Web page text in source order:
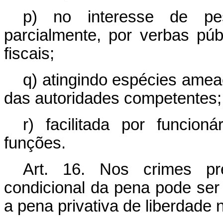
p) no interesse de
parcialmente, por verbas
fiscais;
q) atingindo espécies
das autoridades competentes;
r) facilitada por
funções.
Art. 16. Nos crimes
condicional da pena pode
a pena privativa de liberdade